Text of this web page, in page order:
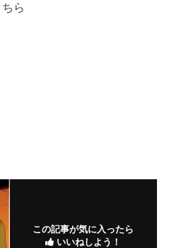
ら
この記事が気に入ったら
いいねしよう！